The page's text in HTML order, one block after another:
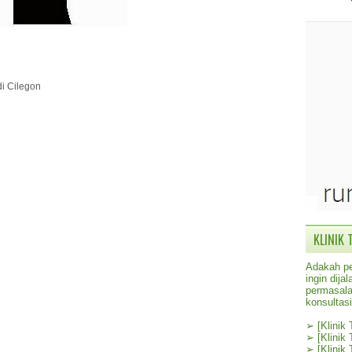
Cilegon
KLINIK
Adakah
ingin
➢ [Klinik
➢ [Klinik
➢ [Klinik